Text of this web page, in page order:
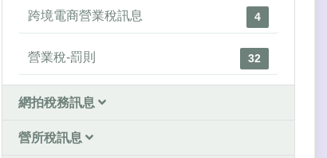
跨境電商營業稅訊息 4
營業稅-罰則 32
網拍稅務訊息
營所稅訊息